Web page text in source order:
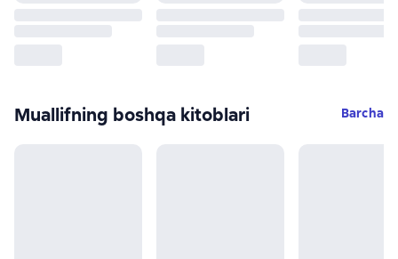
Muallifning boshqa kitoblari Barcha